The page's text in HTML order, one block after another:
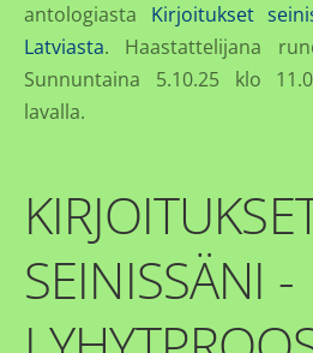
antologiasta Kirjoitukset
Latviasta. Haastattelijana
Sunnuntaina 5.10.25 klo
lavalla.
SEINISSÄNI -